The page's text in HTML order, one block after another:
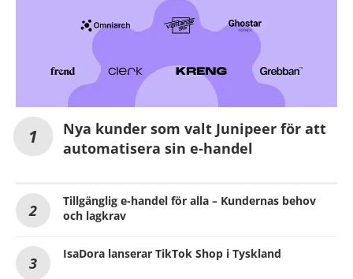
Nya kunder som valt Junipeer för att
automatisera sin e-handel
Tillgänglig e-handel för alla – Kundernas behov
och lagkrav
IsaDora lanserar TikTok Shop i Tyskland